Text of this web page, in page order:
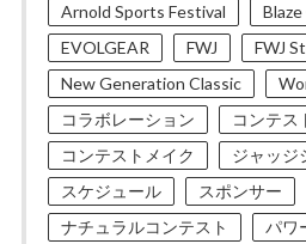
Arnold Sports Festival
EVOLGEAR
FWJ FWJ
New Generation Classic
コラボレーション
コンテス
コンテストメイク
ジャッジ
スケジュール
スポンサー
ナチュラルコンテスト
パワ